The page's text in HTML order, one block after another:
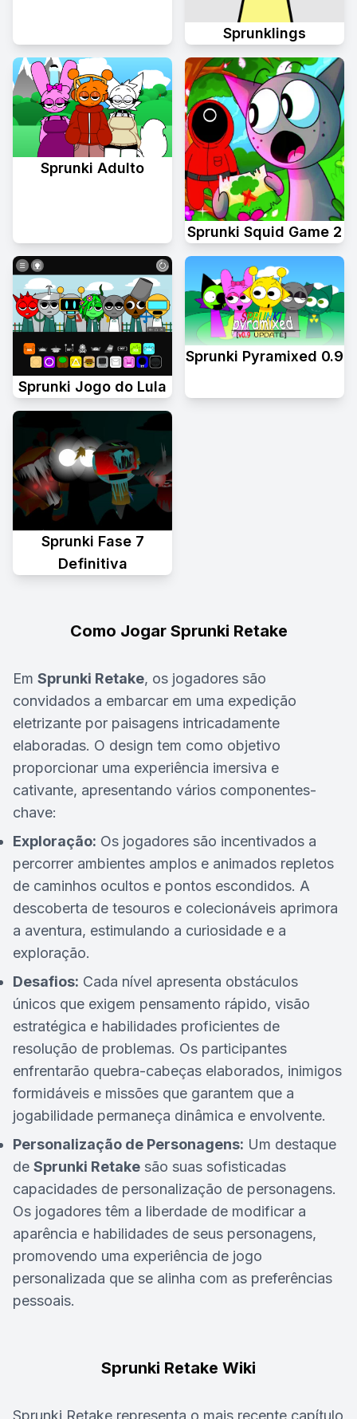
Sprunklings
Sprunki Adulto
Sprunki Squid Game 2
Sprunki Jogo do Lula
Sprunki Pyramixed 0.9
Sprunki Fase 7
Definitiva
Como Jogar Sprunki Retake
Em Sprunki Retake, os jogadores são
convidados a embarcar em uma expedição
eletrizante por paisagens intricadamente
elaboradas. O design tem como objetivo
proporcionar uma experiência imersiva e
cativante, apresentando vários componentes-
chave:
Exploração: Os jogadores são incentivados a
percorrer ambientes amplos e animados repletos
de caminhos ocultos e pontos escondidos. A
descoberta de tesouros e colecionáveis aprimora
a aventura, estimulando a curiosidade e a
exploração.
Desafios: Cada nível apresenta obstáculos
únicos que exigem pensamento rápido, visão
estratégica e habilidades proficientes de
resolução de problemas. Os participantes
enfrentarão quebra-cabeças elaborados, inimigos
formidáveis e missões que garantem que a
jogabilidade permaneça dinâmica e envolvente.
Personalização de Personagens: Um destaque
de Sprunki Retake são suas sofisticadas
capacidades de personalização de personagens.
Os jogadores têm a liberdade de modificar a
aparência e habilidades de seus personagens,
promovendo uma experiência de jogo
personalizada que se alinha com as preferências
pessoais.
Sprunki Retake Wiki
Sprunki Retake representa o mais recente capítulo